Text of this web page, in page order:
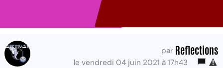
par Reflections
le vendredi 04 juin 2021 à 17h43